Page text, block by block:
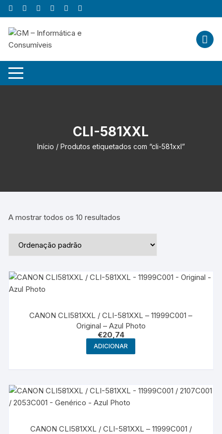
Skip
to
content
CLI-581XXL
Início / Produtos etiquetados com “cli-581xxl”
A mostrar todos os 10 resultados
CANON CLI581XXL / CLI-581XXL – 11999C001 –
Original – Azul Photo
€20,74
ADICIONAR
CANON CLI581XXL / CLI-581XXL – 11999C001 /